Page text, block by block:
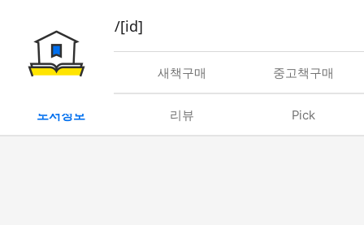
book/rent/[id]
대여 새책구매 중고책구매
도서정보 리뷰 Pick